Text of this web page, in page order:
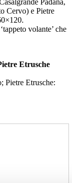
Padana,
Cervo) e Pietre
volante’ che
Etrusche
Pietre Etrusche: